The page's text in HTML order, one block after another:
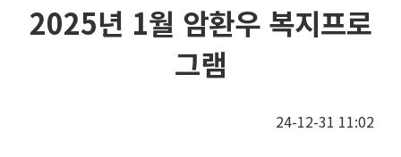
2025년 1월 암환우 복지프로
그램
24-12-31 11:02